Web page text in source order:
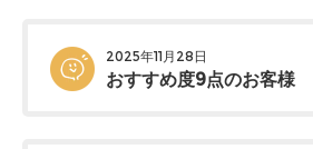
2025年11月28日
おすすめ度9点のお客様